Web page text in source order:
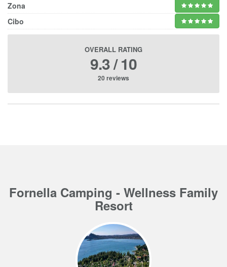
Zona
Cibo
OVERALL RATING
9.3 / 10
20 reviews
Fornella Camping - Wellness Family
Resort